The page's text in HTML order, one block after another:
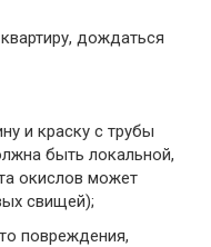
дождаться
и краску с трубы
быть локальной,
окислов может
свищей);
повреждения,